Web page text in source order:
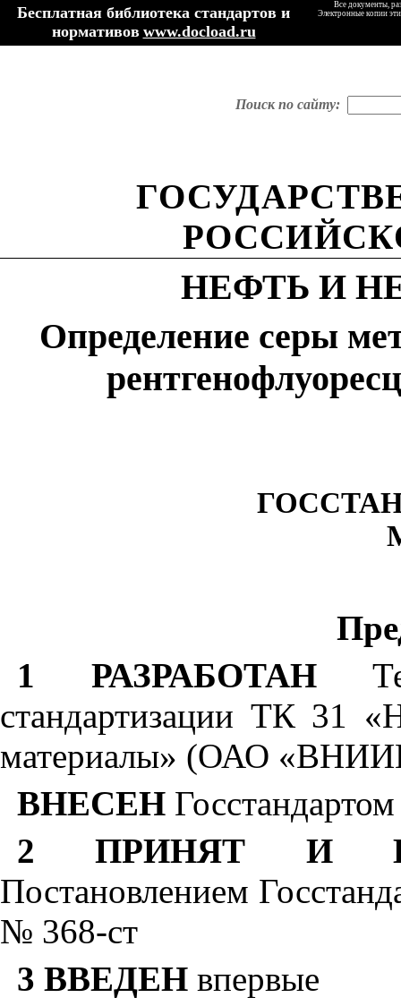
Бесплатная библиотека стандартов и
нормативов www.docload.ru
Все документы,
Электронные копии
Поиск по сайту:
НЕФТЬ И
Определение серы
1 РАЗРАБОТАН
стандартизации ТК 31
материалы» (ОАО
ВНЕСЕН
2 ПРИНЯТ И
Постановлением
№ 368-ст
3 ВВЕДЕНвпервые